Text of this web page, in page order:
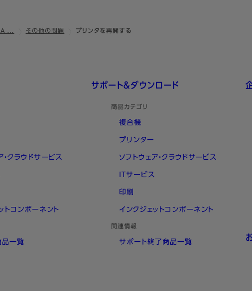
… その他の問題 プリンタを再開する
・クラウドサービス
トコンポーネント
品一覧
サポート＆ダウンロード
商品カテゴリ
複合機
プリンター
ソフトウェア・クラウドサービス
ITサービス
印刷
インクジェットコンポーネント
関連情報
サポート終了商品一覧